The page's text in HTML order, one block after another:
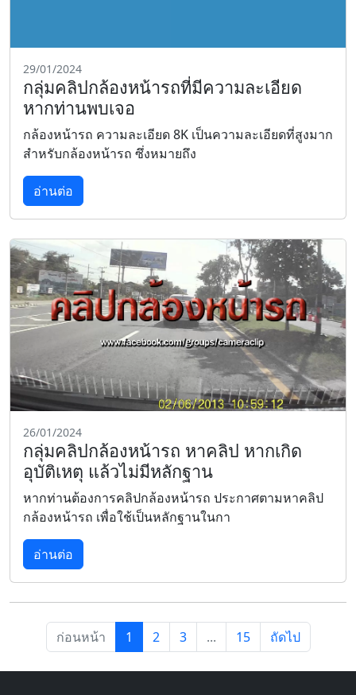
29/01/2024
กลุ่มคลิปกล้องหน้ารถที่มีความละเอียด
หากท่านพบเจอ
กล้องหน้ารถ ความละเอียด 8K เป็นความละเอียดที่สูงมาก
สำหรับกล้องหน้ารถ ซึ่งหมายถึง
อ่านต่อ
26/01/2024
กลุ่มคลิปกล้องหน้ารถ หาคลิป หากเกิด
อุบัติเหตุ แล้วไม่มีหลักฐาน
หากท่านต้องการคลิปกล้องหน้ารถ ประกาศตามหาคลิป
กล้องหน้ารถ เพื่อใช้เป็นหลักฐานในกา
อ่านต่อ
ก่อนหน้า 1 2 3 ... 15 ถัดไป